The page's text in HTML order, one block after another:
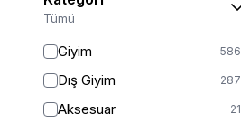
Tümü
Giyim 586
Dış Giyim 287
Aksesuar 21